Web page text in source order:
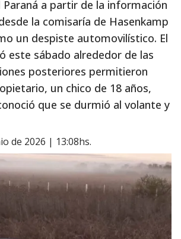
a partir de la información
la comisaría de Hasenkamp
un despiste automovilístico. El
este sábado alrededor de las
posteriores permitieron
un chico de 18 años,
que se durmió al volante y
de 2026 | 13:08hs.